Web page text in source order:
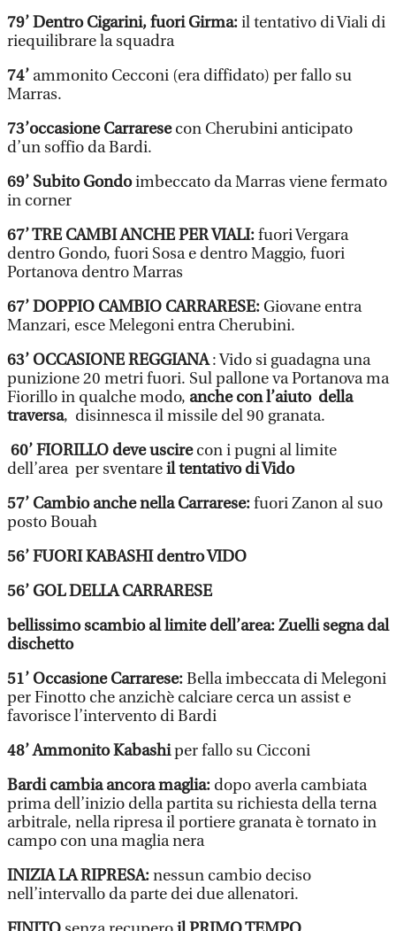
79’ Dentro Cigarini, fuori Girma:il tentativo di Viali di
riequilibrare la squadra
74’ ammonito Cecconi (era diffidato) per fallo su
Marras.
73’occasione Carraresecon Cherubini anticipato
d’un soffio da Bardi.
69’ Subito Gondoimbeccato da Marras viene fermato
in corner
67’ TRE CAMBI ANCHE PER VIALI:fuori Vergara
dentro Gondo, fuori Sosa e dentro Maggio, fuori
Portanova dentro Marras
67’ DOPPIO CAMBIO CARRARESE:Giovane entra
Manzari, esce Melegoni entra Cherubini.
63’ OCCASIONE REGGIANA: Vido si guadagna una
punizione 20 metri fuori. Sul pallone va Portanova ma
Fiorillo in qualche modo, anche con l’aiuto della
traversa, disinnesca il missile del 90 granata.
60’ FIORILLO deve uscirecon i pugni al limite
dell’area per sventareil tentativo di Vido
57’ Cambio anche nella Carrarese:fuori Zanon al suo
posto Bouah
56’ FUORI KABASHI dentro VIDO
56’ GOL DELLA CARRARESE
bellissimo scambio al limite dell’area: Zuelli segna dal
dischetto
51’ Occasione Carrarese:Bella imbeccata di Melegoni
per Finotto che anzichè calciare cerca un assist e
favorisce l’intervento di Bardi
48’ Ammonito Kabashiper fallo su Cicconi
Bardi cambia ancora maglia: dopo averla cambiata
prima dell’inizio della partita su richiesta della terna
arbitrale, nella ripresa il portiere granata è tornato in
campo con una maglia nera
INIZIA LA RIPRESA:nessun cambio deciso
nell’intervallo da parte dei due allenatori.